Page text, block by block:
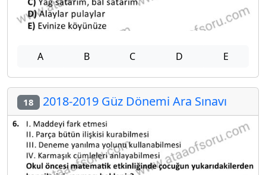
A B C D E
18 2018-2019 Güz Dönemi Ara Sınavı